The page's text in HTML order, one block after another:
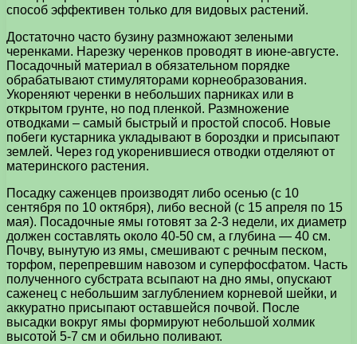
способ эффективен только для видовых растений.
Достаточно часто бузину размножают зелеными
черенками. Нарезку черенков проводят в июне-августе.
Посадочный материал в обязательном порядке
обрабатывают стимуляторами корнеобразования.
Укореняют черенки в небольших парниках или в
открытом грунте, но под пленкой. Размножение
отводками – самый быстрый и простой способ. Новые
побеги кустарника укладывают в бороздки и присыпают
землей. Через год укоренившиеся отводки отделяют от
материнского растения.
Посадку саженцев производят либо осенью (с 10
сентября по 10 октября), либо весной (с 15 апреля по 15
мая). Посадочные ямы готовят за 2-3 недели, их диаметр
должен составлять около 40-50 см, а глубина — 40 см.
Почву, вынутую из ямы, смешивают с речным песком,
торфом, перепревшим навозом и суперфосфатом. Часть
полученного субстрата всыпают на дно ямы, опускают
саженец с небольшим заглублением корневой шейки, и
аккуратно присыпают оставшейся почвой. После
высадки вокруг ямы формируют небольшой холмик
высотой 5-7 см и обильно поливают.